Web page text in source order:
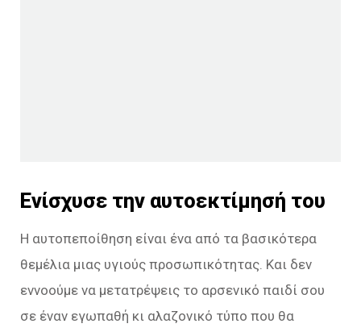
Ενίσχυσε την αυτοεκτίμησή του
Η αυτοπεποίθηση είναι ένα από τα βασικότερα
θεμέλια μιας υγιούς προσωπικότητας. Και δεν
εννοούμε να μετατρέψεις το αρσενικό παιδί σου
σε έναν εγωπαθή κι αλαζονικό τύπο που θα